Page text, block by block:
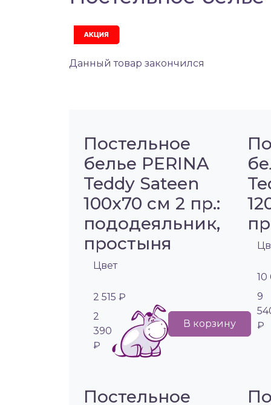
Данный товар закончился
Постельное
белье PERINA
Teddy Sateen
100х70 см 2 пр.:
пододеяльник,
простыня
Цвет
2 515 ₽
2
390
₽
В корзину
9
₽
Постельное